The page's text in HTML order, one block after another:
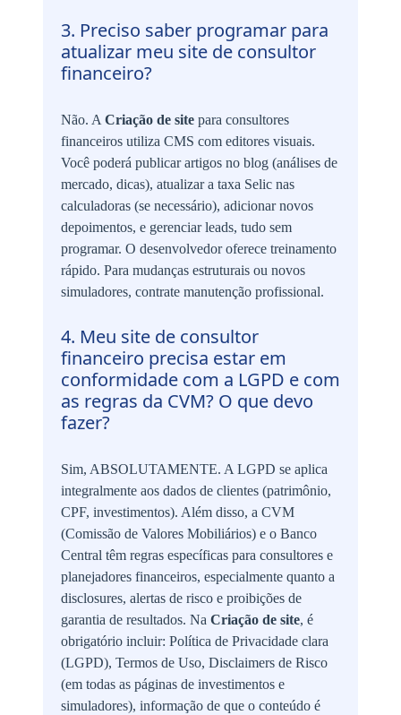
3. Preciso saber programar para
atualizar meu site de consultor
financeiro?
Não. A Criação de site para consultores
financeiros utiliza CMS com editores visuais.
Você poderá publicar artigos no blog (análises de
mercado, dicas), atualizar a taxa Selic nas
calculadoras (se necessário), adicionar novos
depoimentos, e gerenciar leads, tudo sem
programar. O desenvolvedor oferece treinamento
rápido. Para mudanças estruturais ou novos
simuladores, contrate manutenção profissional.
4. Meu site de consultor
financeiro precisa estar em
conformidade com a LGPD e com
as regras da CVM? O que devo
fazer?
Sim, ABSOLUTAMENTE. A LGPD se aplica
integralmente aos dados de clientes (patrimônio,
CPF, investimentos). Além disso, a CVM
(Comissão de Valores Mobiliários) e o Banco
Central têm regras específicas para consultores e
planejadores financeiros, especialmente quanto a
disclosures, alertas de risco e proibições de
garantia de resultados. Na Criação de site, é
obrigatório incluir: Política de Privacidade clara
(LGPD), Termos de Uso, Disclaimers de Risco
(em todas as páginas de investimentos e
simuladores), informação de que o conteúdo é